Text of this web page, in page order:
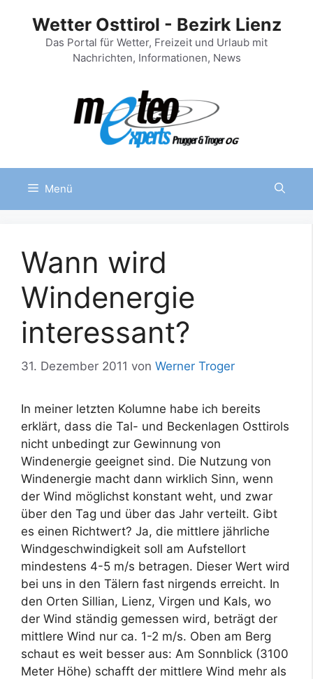
springen
Wetter Osttirol - Bezirk Lienz
Das Portal für Wetter, Freizeit und Urlaub mit
Nachrichten, Informationen, News
Menü
Wann wird
Windenergie
interessant?
31. Dezember 2011 von Werner Troger
In meiner letzten Kolumne habe ich bereits
erklärt, dass die Tal- und Beckenlagen Osttirols
nicht unbedingt zur Gewinnung von
Windenergie geeignet sind. Die Nutzung von
Windenergie macht dann wirklich Sinn, wenn
der Wind möglichst konstant weht, und zwar
über den Tag und über das Jahr verteilt. Gibt
es einen Richtwert? Ja, die mittlere jährliche
Windgeschwindigkeit soll am Aufstellort
mindestens 4-5 m/s betragen. Dieser Wert wird
bei uns in den Tälern fast nirgends erreicht. In
den Orten Sillian, Lienz, Virgen und Kals, wo
der Wind ständig gemessen wird, beträgt der
mittlere Wind nur ca. 1-2 m/s. Oben am Berg
schaut es weit besser aus: Am Sonnblick (3100
Meter Höhe) schafft der mittlere Wind mehr als